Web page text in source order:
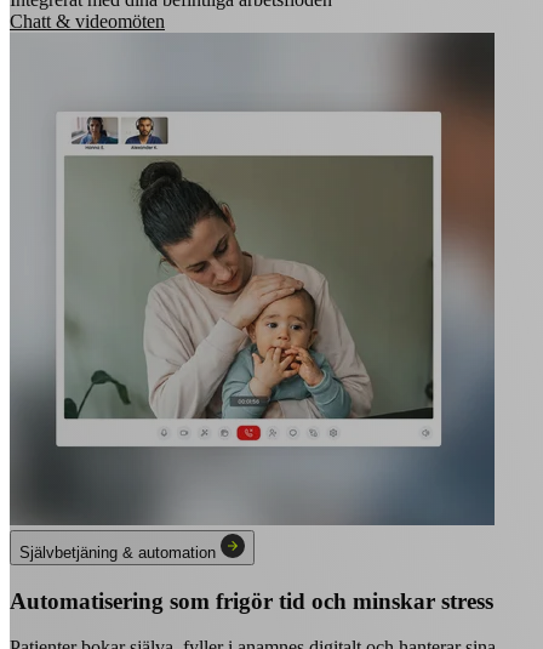
Chatt & videomöten
Självbetjäning & automation
Automatisering som frigör tid och minskar stress